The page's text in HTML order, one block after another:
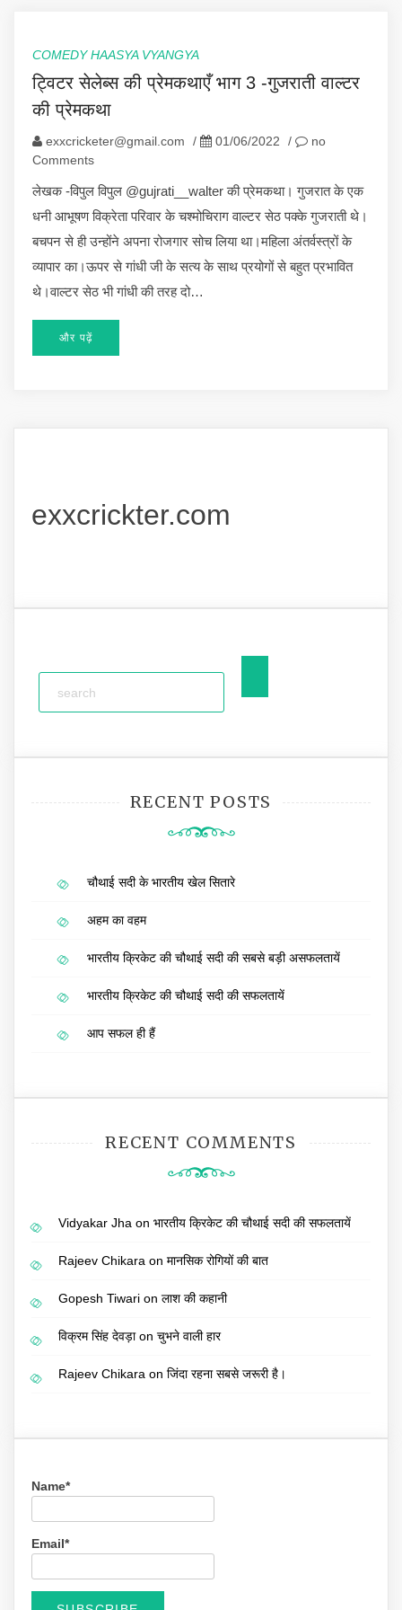
COMEDY HAASYA VYANGYA
ट्विटर सेलेब्स की प्रेमकथाएँ भाग 3 -गुजराती वाल्टर
की प्रेमकथा
exxcricketer@gmail.com / 01/06/2022 /
no
Comments
लेखक -विपुल विपुल @gujrati__walter की प्रेमकथा। गुजरात के एक
धनी आभूषण विक्रेता परिवार के चश्मोचिराग वाल्टर सेठ पक्के गुजराती थे।
बचपन से ही उन्होंने अपना रोजगार सोच लिया था।महिला अंतर्वस्त्रों के
व्यापार का।ऊपर से गांधी जी के सत्य के साथ प्रयोगों से बहुत प्रभावित
थे।वाल्टर सेठ भी गांधी की तरह दो…
और पढ़ें
exxcrickter.com
RECENT POSTS
चौथाई सदी के भारतीय खेल सितारे
अहम का वहम
भारतीय क्रिकेट की चौथाई सदी की सबसे बड़ी असफलतायें
भारतीय क्रिकेट की चौथाई सदी की सफलतायें
आप सफल ही हैं
RECENT COMMENTS
Vidyakar Jha on भारतीय क्रिकेट की चौथाई सदी की सफलतायें
Rajeev Chikara on मानसिक रोगियों की बात
Gopesh Tiwari on लाश की कहानी
विक्रम सिंह देवड़ाon चुभने वाली हार
Rajeev Chikara on जिंदा रहना सबसे जरूरी है।
Name*
Email*